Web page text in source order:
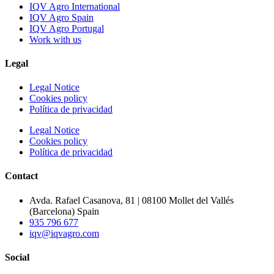
IQV Agro International
IQV Agro Spain
IQV Agro Portugal
Work with us
Legal
Legal Notice
Cookies policy
Política de privacidad
Legal Notice
Cookies policy
Política de privacidad
Contact
Avda. Rafael Casanova, 81 | 08100 Mollet del Vallés
(Barcelona) Spain
935 796 677
iqv@iqvagro.com
Social